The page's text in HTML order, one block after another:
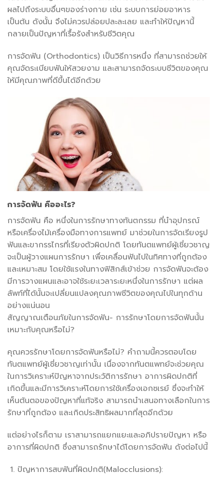
ผลไปถึงระบบอื่นๆของร่างกาย เช่น ระบบการย่อยอาหาร
เป็นต้น ดังนั้น จึงไม่ควรปล่อยปละละเลย และทำให้ปัญหานี้
กลายเป็นปัญหาที่เรื้อรังสำหรับชีวิตคุณ
การจัดฟัน (Orthodontics) เป็นวิธีการหนึ่ง ที่สามารถช่วยให้
คุณจัดระเบียบฟันให้สวยงาม และสามารถจัดระบบชีวิตของคุณ
ให้มีคุณภาพที่ดีขึ้นได้อีกด้วย
การจัดฟัน คืออะไร?
การจัดฟัน คือ หนึ่งในการรักษาทางทันตกรรม ที่นำอุปกรณ์
หรือเครื่องไม้เครื่องมือทางการแพทย์ มาช่วยในการจัดเรียงรูป
ฟันและขากรรไกรที่เรียงตัวผิดปกติ โดยทันตแพทย์ผู้เชี่ยวชาญ
จะเป็นผู้วางแผนการรักษา เพื่อเคลื่อนฟันไปในทิศทางที่ถูกต้อง
และเหมาะสม โดยใช้แรงในทางฟิสิกส์เข้าช่วย การจัดฟันจะต้อง
มีการวางแผนและอาจใช้ระยะเวลาระยะหนึ่งในการรักษา แต่ผล
ลัพท์ที่ได้นั้นจะเปลี่ยนแปลงคุณภาพชีวิตของคุณไปในทุกด้าน
อย่างแน่นอน
สัญญาณเตือนภัยในการจัดฟัน- การรักษาโดยการจัดฟันนั้น
เหมาะกับคุณหรือไม่?
คุณควรรักษาโดยการจัดฟันหรือไม่? คำถามนี้ควรตอบโดย
ทันตแพทย์ผู้เชี่ยวชาญเท่านั้น เนื่องจากทันตแพทย์จะช่วยคุณ
ในการวิเคราะห์ปัญหาจากประวัติการรักษา อาการผิดปกติที่
เกิดขึ้นและมีการวิเคราะห์โดยการใช้เครื่องเอกซเรย์ ซึ่งจะทำให้
เห็นต้นตอของปัญหาที่แท้จริง สามารถนำเสนอทางเลือกในการ
รักษาที่ถูกต้อง และเกิดประสิทธิผลมากที่สุดอีกด้วย
แต่อย่างไรก็ตาม เราสามารถแยกแยะและอภิปรายปัญหา หรือ
อาการที่ผิดปกติ ซึ่งสามารถรักษาได้โดยการจัดฟัน ดังต่อไปนี้
ปัญหาการสบฟันที่ผิดปกติ(Malocclusions):